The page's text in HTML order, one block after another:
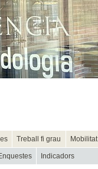
Treball fi grau Mobilitat
Indicadors